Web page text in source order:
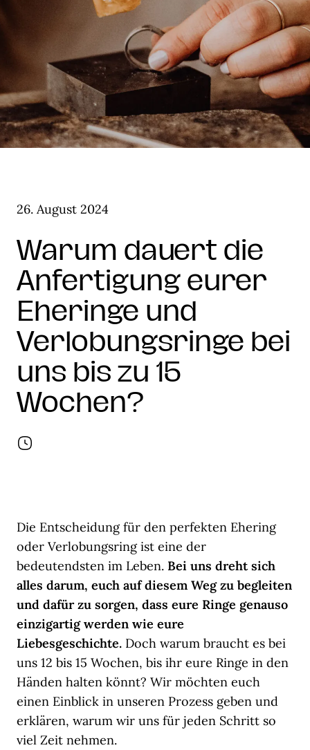
26. August 2024
Warum dauert die
Anfertigung eurer
Eheringe und
Verlobungsringe bei
uns bis zu 15
Wochen?
Die Entscheidung für den perfekten Ehering
oder Verlobungsring ist eine der
bedeutendsten im Leben. Bei uns dreht sich
alles darum, euch auf diesem Weg zu begleiten
und dafür zu sorgen, dass eure Ringe genauso
einzigartig werden wie eure
Liebesgeschichte. Doch warum braucht es bei
uns 12 bis 15 Wochen, bis ihr eure Ringe in den
Händen halten könnt? Wir möchten euch
einen Einblick in unseren Prozess geben und
erklären, warum wir uns für jeden Schritt so
viel Zeit nehmen.